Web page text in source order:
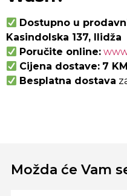
Dostupno u
Kasindolska 137, Ilidža
Poručite online:
Cijena dostave: 7
Besplatna dostava
Možda će Vam